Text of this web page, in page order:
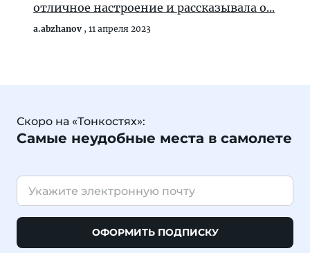
отличное настроение и рассказывала о...
a.abzhanov , 11 апреля 2023
Скоро на «Тонкостях»:
Самые неудобные места в самолете
ОФОРМИТЬ ПОДПИСКУ